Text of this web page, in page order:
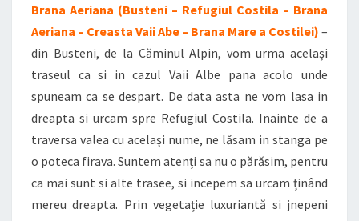
Brana Aeriana (Busteni – Refugiul Costila – Brana
Aeriana – Creasta Vaii Abe – Brana Mare a Costilei) –
din Busteni, de la Căminul Alpin, vom urma același
traseul ca si in cazul Vaii Albe pana acolo unde
spuneam ca se despart. De data asta ne vom lasa in
dreapta si urcam spre Refugiul Costila. Inainte de a
traversa valea cu același nume, ne lăsam in stanga pe
o poteca firava. Suntem atenți sa nu o părăsim, pentru
ca mai sunt si alte trasee, si incepem sa urcam ținând
mereu dreapta. Prin vegetație luxuriantă si jnepeni